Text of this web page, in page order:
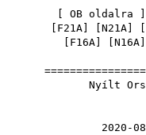
OB oldalra
F21A N21A
F16A N16A
Nyílt
2020-08-